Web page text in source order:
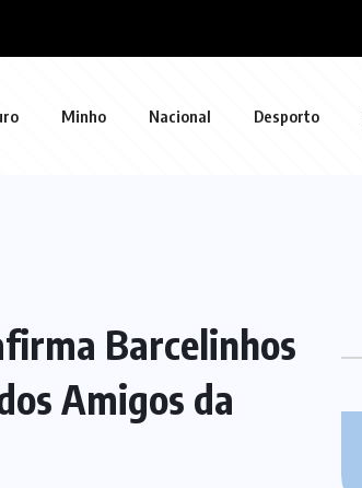
Minho Nacional Desporto
Barcelinhos
Amigos da